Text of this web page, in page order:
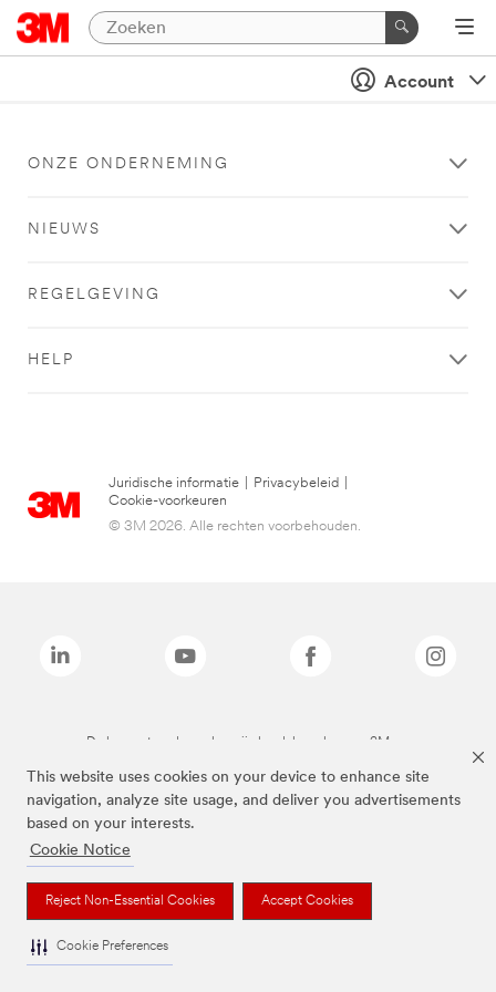
This website uses cookies on your device to enhance site
navigation, analyze site usage, and deliver you advertisements
based on your interests.
Cookie Notice
Reject Non-Essential Cookies Accept Cookies
Cookie Preferences
Account
ONZE ONDERNEMING
NIEUWS
REGELGEVING
HELP
Juridische informatie Privacybeleid
Cookie-voorkeuren
© 3M 2026. Alle rechten voorbehouden.
De bovenstaande merken zijn handelsmerken van 3M.we